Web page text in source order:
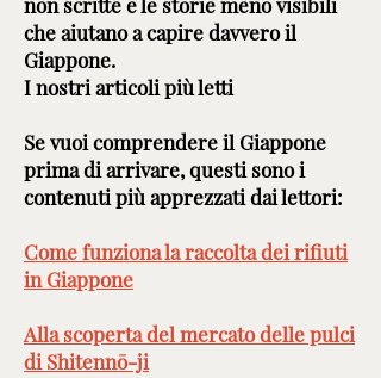
che aiutano a capire davvero il
Giappone.
I nostri articoli più letti
Se vuoi comprendere il Giappone
prima di arrivare, questi sono i
contenuti più apprezzati dai lettori:
Come funziona la raccolta dei rifiuti
in Giappone
Alla scoperta del mercato delle pulci
di Shitennō-ji